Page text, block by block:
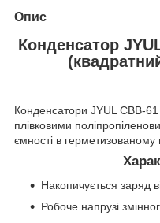
Опис
Конденсатор
Конденсатори JYUL CBB-
плівковими
ємності в герметизованому
Накопичується заряд
Робоче напрузі